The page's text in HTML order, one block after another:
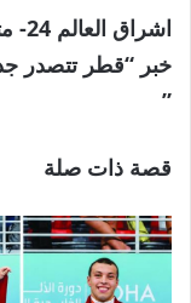
خبر “قطر تتصدر
”
قصة ذات صلة